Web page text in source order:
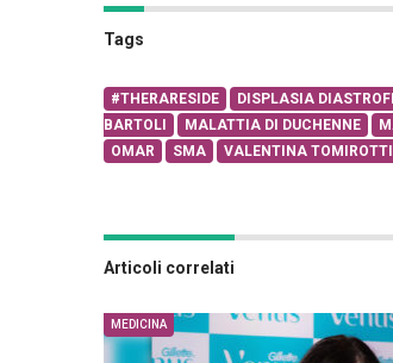
Tags
#THERARESIDE DISPLASIA
BARTOLI
MALATTIA DI DUCHENNE
OMAR
SMA VALENTINA TOMIROTTI
Articoli correlati
MEDICINA